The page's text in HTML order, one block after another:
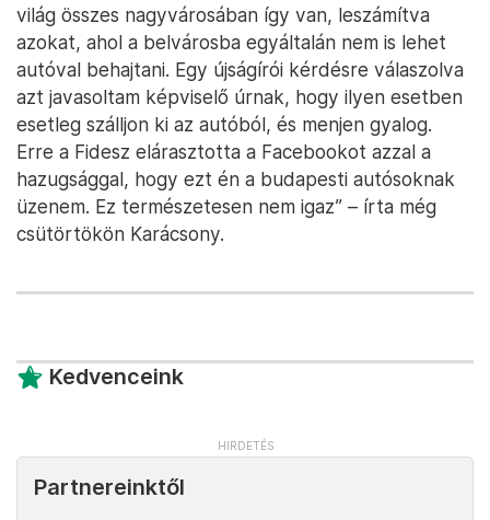
világ összes nagyvárosában így van, leszámítva
azokat, ahol a belvárosba egyáltalán nem is lehet
autóval behajtani. Egy újságírói kérdésre válaszolva
azt javasoltam képviselő úrnak, hogy ilyen esetben
esetleg szálljon ki az autóból, és menjen gyalog.
Erre a Fidesz elárasztotta a Facebookot azzal a
hazugsággal, hogy ezt én a budapesti autósoknak
üzenem. Ez természetesen nem igaz” – írta még
csütörtökön Karácsony.
Kedvenceink
Partnereinktől